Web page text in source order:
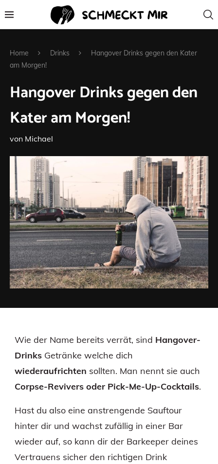
Home Drinks
Hangover Drinks gegen den Kater
am Morgen!
Hangover Drinks gegen den
Kater am Morgen!
von Michael
Wie der Name bereits verrät, sind Hangover-
Drinks Getränke welche dich
wiederaufrichten sollten. Man nennt sie auch
Corpse-Revivers oder Pick-Me-Up-Cocktails.
Hast du also eine anstrengende Sauftour
hinter dir und wachst zufällig in einer Bar
wieder auf, so kann dir der Barkeeper deines
Vertrauens sicher den richtigen Drink